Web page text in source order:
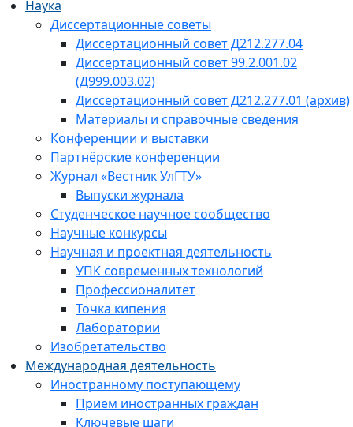
Наука
Диссертационные советы
Диссертационный совет Д212.277.04
Диссертационный совет 99.2.001.02
(Д999.003.02)
Диссертационный совет Д212.277.01 (архив)
Материалы и справочные сведения
Конференции и выставки
Партнёрские конференции
Журнал «Вестник УлГТУ»
Выпуски журнала
Студенческое научное сообщество
Научные конкурсы
Научная и проектная деятельность
УПК современных технологий
Профессионалитет
Точка кипения
Лаборатории
Изобретательство
Международная деятельность
Иностранному поступающему
Прием иностранных граждан
Ключевые шаги